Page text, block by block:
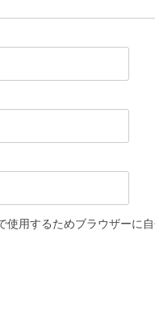
使用するためブラウザーに